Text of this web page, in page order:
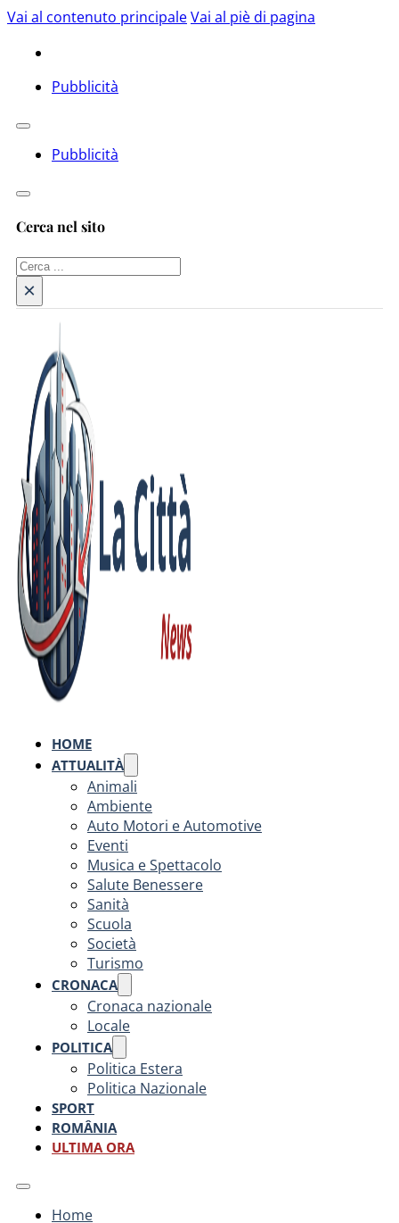
Vai al contenuto principaleVai al piè di pagina
Pubblicità
Pubblicità
Cerca nel sito
Cerca
×
HOME
ATTUALITÀ
Animali
Ambiente
Auto Motori e Automotive
Eventi
Musica e Spettacolo
Salute Benessere
Sanità
Scuola
Società
Turismo
CRONACA
Cronaca nazionale
Locale
POLITICA
Politica Estera
Politica Nazionale
SPORT
ROMÂNIA
ULTIMA ORA
Home